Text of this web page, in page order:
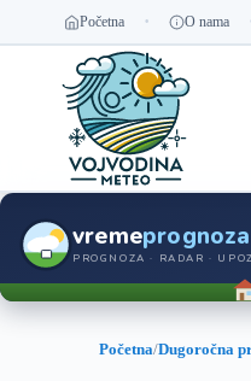
Početna O nama
vremeprognoza
PROGNOZA · RADAR ·
Početna/Dugoročna